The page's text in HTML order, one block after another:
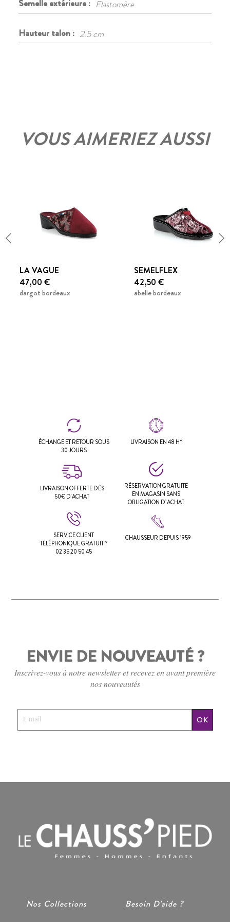
Semelle extérieure : Elastomère
Hauteur talon : 2.5 cm
VOUS AIMERIEZ AUSSI
LA VAGUE
47,00 €
dargot bordeaux
SEMELFLEX
42,50 €
abelle bordeaux
ÉCHANGE ET RETOUR SOUS
30 JOURS
LIVRAISON EN 48 H*
LIVRAISON OFFERTE DÈS
50€ D'ACHAT
RÉSERVATION GRATUITE
EN MAGASIN SANS
OBLIGATION D’ACHAT
SERVICE CLIENT
TÉLÉPHONIQUE GRATUIT ?
02 35 20 50 45
CHAUSSEUR DEPUIS 1959
ENVIE DE NOUVEAUTÉ ?
Inscrivez-vous à notre newsletter et recevez en avant première
nos nouveautés
OK
Nos Collections Besoin D'aide ?